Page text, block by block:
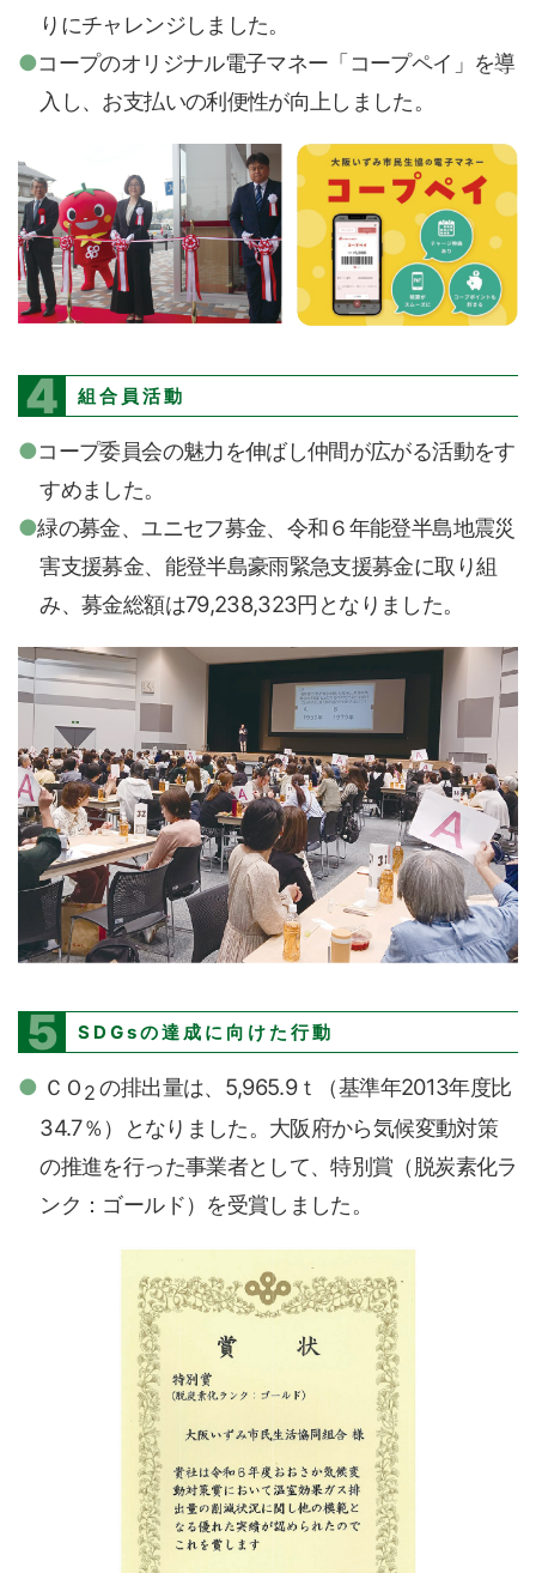
りにチャレンジしました。
コープのオリジナル電子マネー「コープペイ」を導
入し、お支払いの利便性が向上しました。
4 組合員活動
コープ委員会の魅力を伸ばし仲間が広がる活動をす
すめました。
緑の募金、ユニセフ募金、令和６年能登半島地震災
害支援募金、能登半島豪雨緊急支援募金に取り組
み、募金総額は79,238,323円となりました。
5 SDGsの達成に向けた行動
ＣＯ 2の排出量は、5,965.9ｔ（基準年2013年度比
34.7％）となりました。大阪府から気候変動対策
の推進を行った事業者として、特別賞（脱炭素化ラ
ンク：ゴールド）を受賞しました。